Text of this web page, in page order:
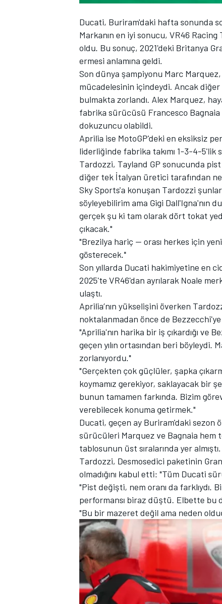
TÜRK SPORCULAR
MOTOSİKLET
Ducati, Buriram'daki hafta sonunda
Markanın en iyi sonucu, VR46 Racing
oldu. Bu sonuç, 2021'deki Britanya
ermesi anlamına geldi.
Son dünya şampiyonu Marc Marquez
mücadelesinin içindeydi. Ancak
bulmakta zorlandı. Alex Marquez,
fabrika sürücüsü Francesco Bagnaia
dokuzuncu olabildi.
Aprilia ise MotoGP'deki en eksiksiz
liderliğinde fabrika takımı 1-3-4-5'lik
Tardozzi, Tayland GP sonucunda
diğer tek İtalyan üretici tarafından
Sky Sports'a konuşan Tardozzi
söyleyebilirim ama Gigi Dall'Igna'nın
gerçek şu ki tam olarak dört tokat
çıkacak."
"Brezilya hariç — orası herkes için
gösterecek."
Son yıllarda Ducati hakimiyetine en
2025'te VR46'dan ayrılarak Noale
ulaştı.
Aprilia’nın yükselişini överken
noktalanmadan önce de Bezzecchi'ye
"Aprilia'nın harika bir iş çıkardığı ve
geçen yılın ortasından beri böyleydi.
zorlanıyordu."
"Gerçekten çok güçlüler, şapka
koymamız gerekiyor, saklayacak bir
bunun tamamen farkında. Bizim
verebilecek konuma getirmek."
Ducati, geçen ay Buriram'daki sezon
sürücüleri Marquez ve Bagnaia hem
tablosunun üst sıralarında yer almıştı.
Tardozzi, Desmosedici paketinin
olmadığını kabul etti: "Tüm Ducati
"Pist değişti, nem oranı da
performansı biraz düştü. Elbette bu
"Bu bir mazeret değil ama neden